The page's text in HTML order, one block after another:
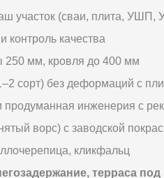
участок (сваи, плита, УШП,
контроль качества
250 мм, кровля до 400 мм
сорт) без деформаций с
продуманная инженерия с
ворс) с заводской
кликфальц
терраса